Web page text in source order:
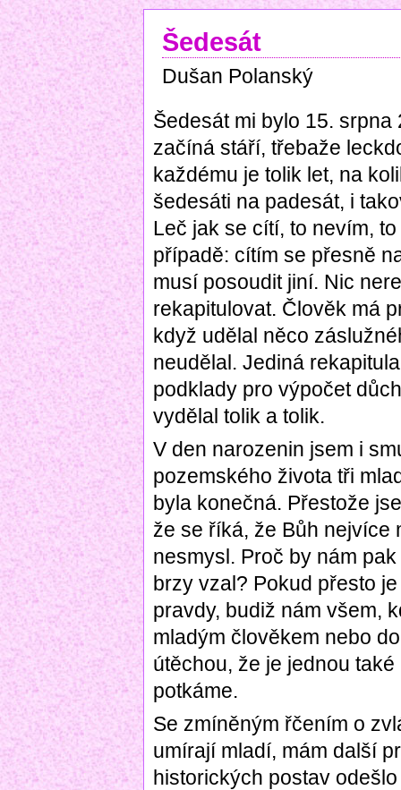
Šedesát
Dušan Polanský
Šedesát mi bylo 15.
začíná stáří, třebaže
každému je tolik let, na
šedesáti na padesát, i
Leč jak se cítí, to nevím,
případě: cítím se přesně
musí posoudit jiní. Nic
rekapitulovat. Člověk má
když udělal něco
neudělal. Jediná
podklady pro výpočet
vydělal tolik a tolik.
V den narozenin jsem i
pozemského života tři
byla konečná. Přestože
že se říká, že Bůh nejvíce
nesmysl. Proč by nám
brzy vzal? Pokud přesto
pravdy, budiž nám všem,
mladým člověkem nebo
útěchou, že je jednou
potkáme.
Se zmíněným řčením o
umírají mladí, mám další
historických postav